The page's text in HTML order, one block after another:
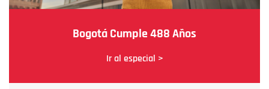
Bogotá Cumple 488 Años
Ir al especial >